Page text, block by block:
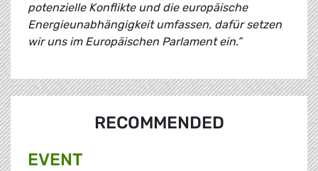
potenzielle Konflikte und die europäische
Energieunabhängigkeit umfassen, dafür setzen
wir uns im Europäischen Parlament ein.”
RECOMMENDED
EVENT